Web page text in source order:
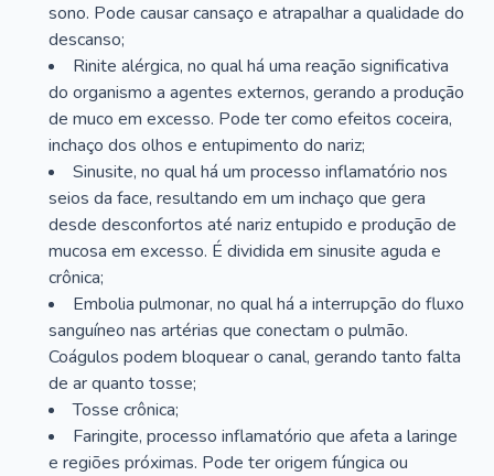
sono. Pode causar cansaço e atrapalhar a qualidade do
descanso;
Rinite alérgica, no qual há uma reação significativa
do organismo a agentes externos, gerando a produção
de muco em excesso. Pode ter como efeitos coceira,
inchaço dos olhos e entupimento do nariz;
Sinusite, no qual há um processo inflamatório nos
seios da face, resultando em um inchaço que gera
desde desconfortos até nariz entupido e produção de
mucosa em excesso. É dividida em sinusite aguda e
crônica;
Embolia pulmonar, no qual há a interrupção do fluxo
sanguíneo nas artérias que conectam o pulmão.
Coágulos podem bloquear o canal, gerando tanto falta
de ar quanto tosse;
Tosse crônica;
Faringite, processo inflamatório que afeta a laringe
e regiões próximas. Pode ter origem fúngica ou